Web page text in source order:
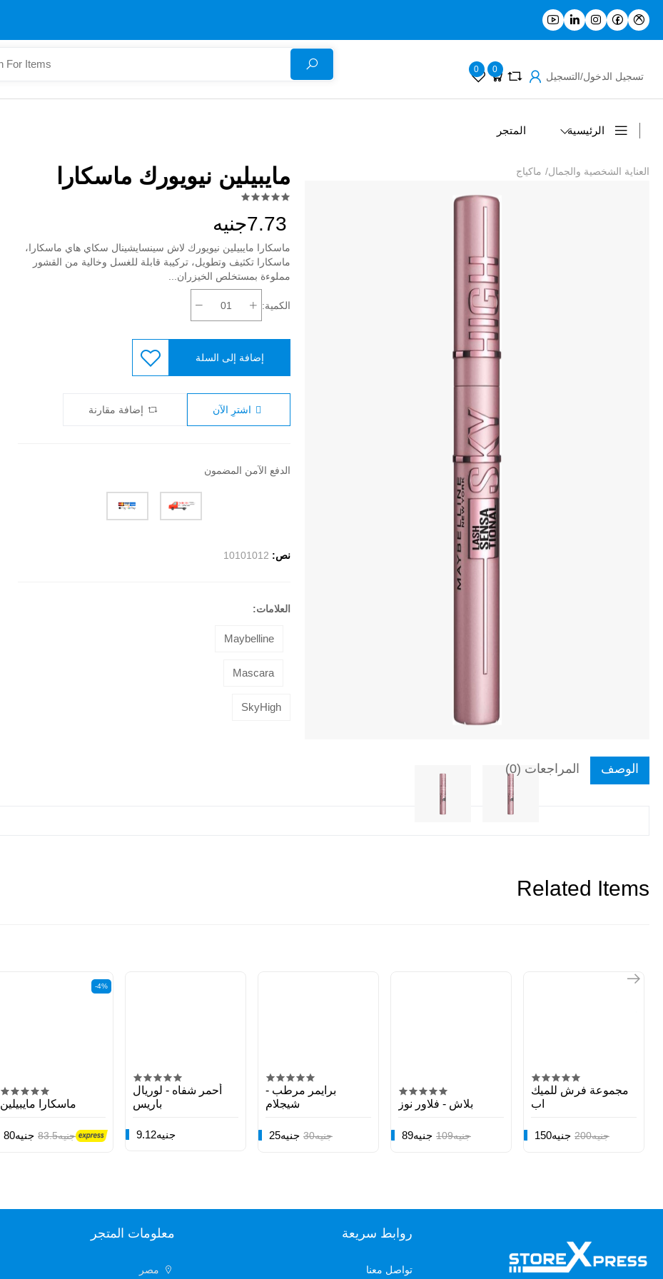
0 0
تسجيل الدخول/التسجيل
الرئيسية المتجر
العناية الشخصية والجمال/ ماكياج مايبيلين نيويورك ماسكارا
7.73جنيه
ماسكارا مايبيلين نيويورك لاش سينسايشينال سكاي هاي ماسكارا،
ماسكارا تكثيف وتطويل، تركيبة قابلة للغسل وخالية من القشور
مملوءة بمستخلص الخيزران...
الكمية:
إضافة إلى السلة
اشترِ الآن إضافة مقارنة
الدفع الآمن المضمون
نص: 10101012
العلامات:
Maybelline
Mascara
SkyHigh
الوصف المراجعات (0)
Related Items
مجموعة فرش للميك
اب
150جنيه 200جنيه
بلاش - فلاور نوز
89جنيه 109جنيه
برايمر مرطب -
شيجلام
25جنيه 30جنيه
أحمر شفاه - لوريال
باريس
9.12جنيه
-4%
ماسكارا مايبيلين
80جنيه 83.5جنيه
روابط سريعة
تواصل معنا
معلومات المتجر
مصر